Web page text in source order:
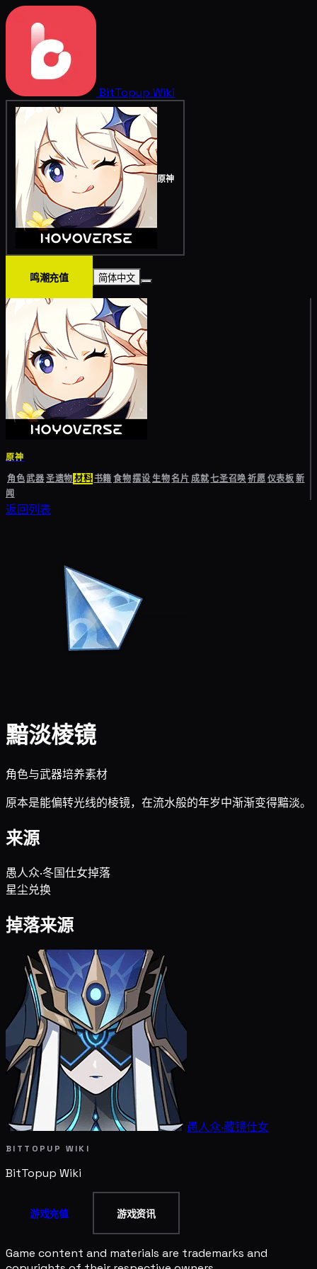
BitTopup Wiki
原神
鸣潮充值 简体中文
原神
角色武器圣遗物材料书籍食物摆设生物名片成就七圣召唤祈愿仪表板新
闻
返回列表
黯淡棱镜
角色与武器培养素材
原本是能偏转光线的棱镜，在流水般的年岁中渐渐变得黯淡。
来源
愚人众·冬国仕女掉落
星尘兑换
掉落来源
愚人众·藏镜仕女
BITTOPUP WIKI
BitTopup Wiki
游戏充值 游戏资讯
Game content and materials are trademarks and